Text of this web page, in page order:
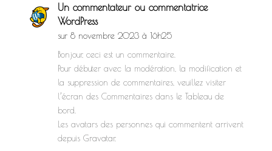
Un commentateur ou commentatrice
WordPress
sur 8 novembre 2023 à 16h25
Bonjour, ceci est un commentaire.
Pour débuter avec la modération, la modification et
la suppression de commentaires, veuillez visiter
l’écran des Commentaires dans le Tableau de
bord.
Les avatars des personnes qui commentent arrivent
depuis Gravatar.